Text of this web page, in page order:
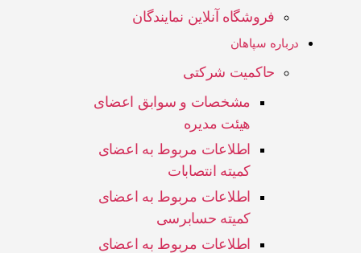
فروشگاه آنلاین نمایندگان
درباره سپاهان
حاکمیت شرکتی
مشخصات و سوابق اعضای
هیئت مدیره
اطلاعات مربوط به اعضای
کمیته انتصابات
اطلاعات مربوط به اعضای
کمیته حسابرسی
اطلاعات مربوط به اعضای